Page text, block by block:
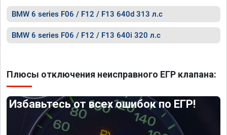
BMW 6 series F06 / F12 / F13 640d 313 л.с
BMW 6 series F06 / F12 / F13 640i 320 л.с
Плюсы отключения неисправного ЕГР клапана:
Избавьтесь от всех ошибок по ЕГР!